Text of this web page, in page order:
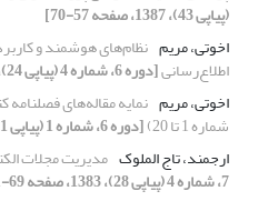
(پیاپی 43)، 1387، صفحه 57-70]
اخوتی، مریم نظام‌های هوشمند و
اطلاع‌رسانی[دوره 6، شماره 4 (پیاپی 24)، 1382، صفحه 65-79]
اخوتی، مریم نمایه مقاله‌های فصلنامه
شماره 1 تا 20)
[دوره 6، شماره 1 (پیاپی 21)، 1382، صفحه 109-131]
ارجمند، تاج الملوک مدیریت مجلات
7، شماره 4 (پیاپی 28)، 1383، صفحه 69-81]